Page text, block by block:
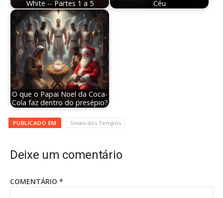
White -- Partes 1 a 5
Céu
O que o Papai Noel da Coca-
Cola faz dentro do presépio?
PUBLICADO EM Sinais dos Tempos
Deixe um comentário
COMENTÁRIO *